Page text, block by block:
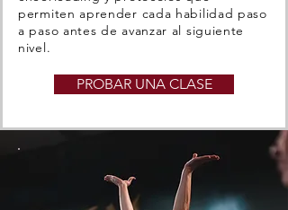
permiten aprender cada habilidad paso
a paso antes de avanzar al siguiente
nivel.
PROBAR UNA CLASE